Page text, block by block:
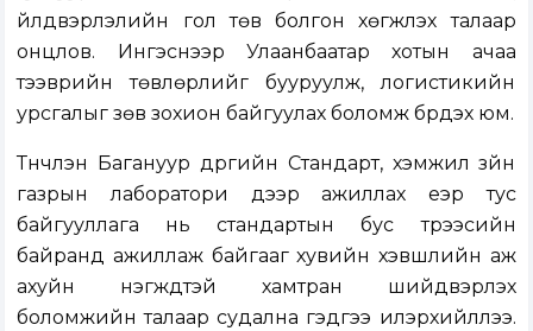
үйлдвэрлэлийн гол төв болгон хөгжүүлэх талаар
онцлов. Ингэснээр Улаанбаатар хотын ачаа
тээврийн төвлөрлийг бууруулж, логистикийн
урсгалыг зөв зохион байгуулах боломж бүрдэх юм.
Түүнчлэн Багануур дүүргийн Стандарт, хэмжил зүйн
газрын лаборатори дээр ажиллах үеэр тус
байгууллага нь стандартын бус түрээсийн
байранд ажиллаж байгааг хувийн хэвшлийн аж
ахуйн нэгжүүдтэй хамтран шийдвэрлэх
боломжийн талаар судална гэдгээ илэрхийллээ.